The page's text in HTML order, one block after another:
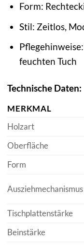
Form:
Stil: Zeitlos,
feuchten Tuch
Technische Daten:
MERKMAL
Holzart
Oberfläche
Form
Ausziehmechanismus
Tischplattenstärke
Beinstärke